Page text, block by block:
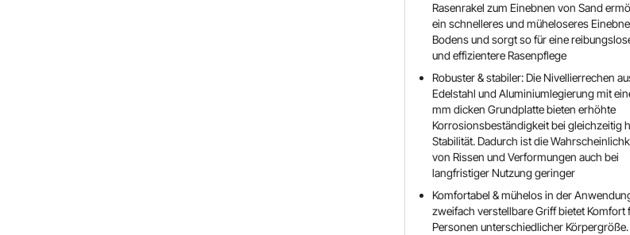
Rasenrakel zum Einebnen von Sand
ein schnelleres und müheloseres
Bodens und sorgt so für eine
und effizientere Rasenpflege
Robuster & stabiler: Die Nivellierrechen
Edelstahl und Aluminiumlegierung mit
mm dicken Grundplatte bieten erhöhte
Korrosionsbeständigkeit bei gleichzeitig
Stabilität. Dadurch ist die
von Rissen und Verformungen auch bei
langfristiger Nutzung geringer
Komfortabel & mühelos in der
zweifach verstellbare Griff bietet Komfort
Personen unterschiedlicher Körpergröße.